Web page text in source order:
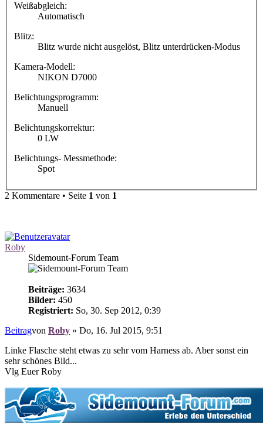
Weißabgleich:
Automatisch
Blitz:
Blitz wurde nicht ausgelöst, Blitz unterdrücken-Modus
Kamera-Modell:
NIKON D7000
Belichtungsprogramm:
Manuell
Belichtungskorrektur:
0 LW
Belichtungs- Messmethode:
Spot
2 Kommentare • Seite 1 von 1
Roby
Sidemount-Forum Team
Beiträge: 3634
Bilder: 450
Registriert: So, 30. Sep 2012, 0:39
Beitragvon Roby » Do, 16. Jul 2015, 9:51
Linke Flasche steht etwas zu sehr vom Harness ab. Aber sonst ein
sehr schönes Bild...
Vlg Euer Roby